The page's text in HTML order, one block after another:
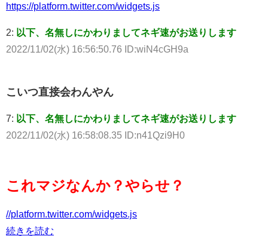
https://platform.twitter.com/widgets.js
2: 以下、名無しにかわりましてネギ速がお送りします
2022/11/02(水) 16:56:50.76 ID:wiN4cGH9a
こいつ直接会わんやん
7: 以下、名無しにかわりましてネギ速がお送りします
2022/11/02(水) 16:58:08.35 ID:n41Qzi9H0
これマジなんか？やらせ？
//platform.twitter.com/widgets.js
続きを読む